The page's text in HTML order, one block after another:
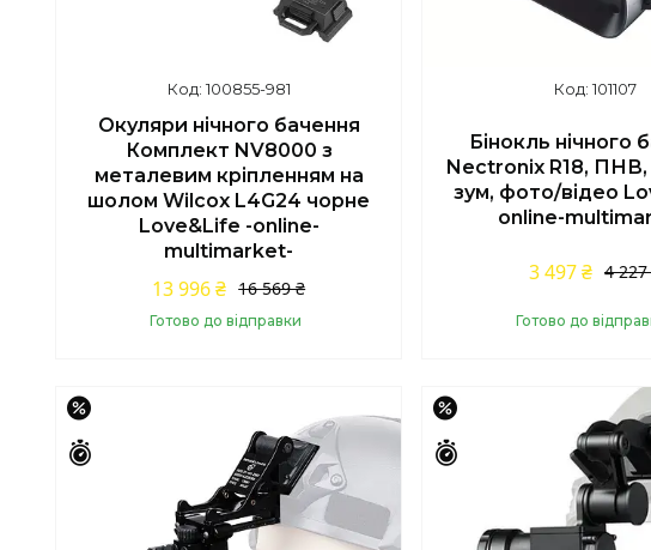
100855-981
Окуляри нічного бачення
Комплект NV8000 з
металевим кріпленням на
шолом Wilcox L4G24 чорне
Love&Life -online-
multimarket-
16 569 ₴
13 996 ₴
Готово до відправки
101107
Бінокль нічного
Nectronix R18, ПНВ,
зум, фото/відео
online-
4
3 497 ₴
Готово до
Купити
Залишилось 43 дні